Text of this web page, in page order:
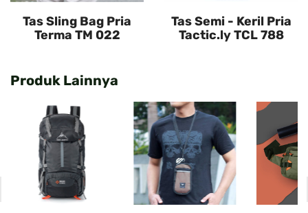
Tas Sling Bag Pria
Terma TM 022
Tas Semi - Keril Pria
Tactic.ly TCL 788
Produk Lainnya